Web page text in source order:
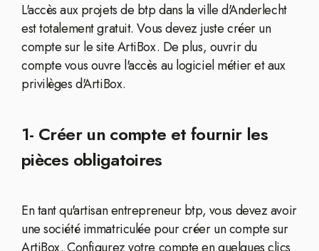
L'accès aux projets de btp dans la ville d'Anderlecht
est totalement gratuit. Vous devez juste créer un
compte sur le site ArtiBox. De plus, ouvrir du
compte vous ouvre l'accès au logiciel métier et aux
privilèges d'ArtiBox.
1- Créer un compte et fournir les
pièces obligatoires
En tant qu'artisan entrepreneur btp, vous devez avoir
une société immatriculée pour créer un compte sur